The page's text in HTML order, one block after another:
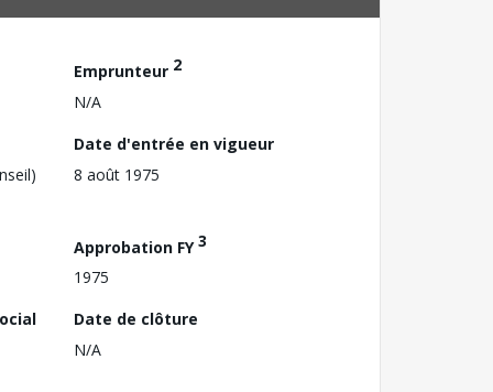
Emprunteur 2
N/A
Date d'entrée en vigueur
8 août 1975
Approbation FY3
1975
Date de clôture
N/A